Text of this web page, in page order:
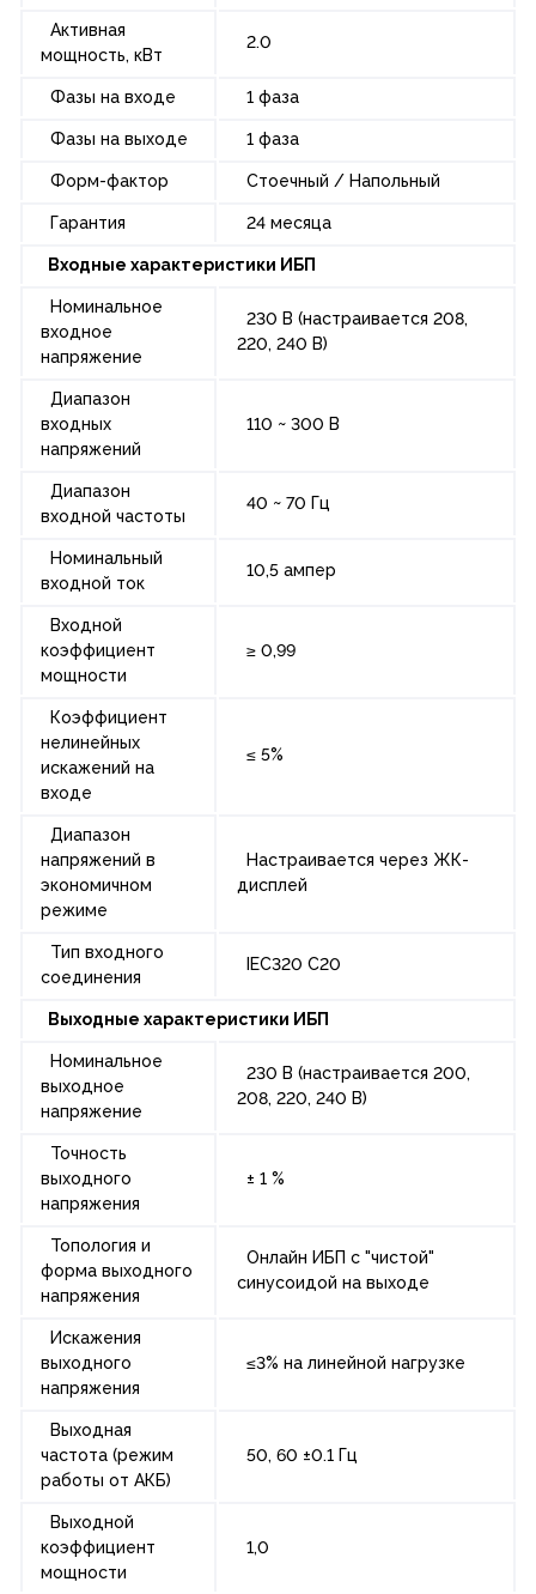
Активная
мощность, кВт
2.0
Фазы на входе 1 фаза
Фазы на выходе 1 фаза
Форм-фактор Стоечный / Напольный
Гарантия 24 месяца
Входные характеристики ИБП
Номинальное
входное
напряжение
230 В (настраивается 208,
220, 240 В)
Диапазон
входных
напряжений
110 ~ 300 В
Диапазон
входной частоты
40 ~ 70 Гц
Номинальный
входной ток
10,5 ампер
Входной
коэффициент
мощности
≥ 0,99
Коэффициент
нелинейных
искажений на
входе
≤ 5%
Диапазон
напряжений в
экономичном
режиме
Настраивается через ЖК-
дисплей
Тип входного
соединения
IEC320 C20
Выходные характеристики ИБП
Номинальное
выходное
напряжение
230 В (настраивается 200,
208, 220, 240 В)
Точность
выходного
напряжения
± 1 %
Топология и
форма выходного
напряжения
Онлайн ИБП с "чистой"
синусоидой на выходе
Искажения
выходного
напряжения
≤3% на линейной нагрузке
Выходная
частота (режим
работы от АКБ)
50, 60 ±0.1 Гц
Выходной
коэффициент
мощности
1,0